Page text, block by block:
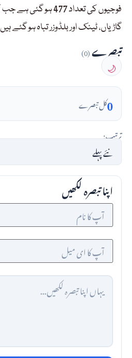
فوجیوں کی تعداد 477
گاڑیاں، ٹینک اور بلڈوزر تباہ ہو گئے
تبصرے(0)
🌙
0کل تبصرے
ترتیب:
اپنا تبصرہ لکھیں